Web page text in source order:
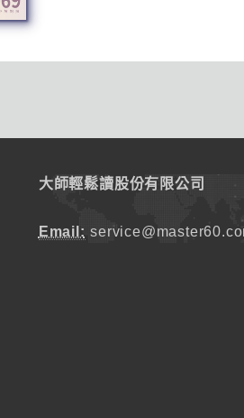
大師輕鬆讀股份有限公司
Email: